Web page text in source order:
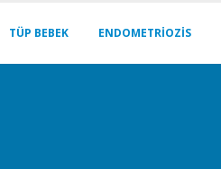
TÜP BEBEK ENDOMETRIOZIS